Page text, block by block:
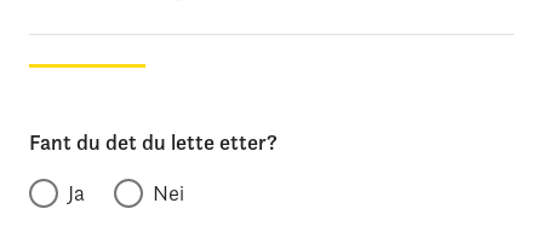
Fant du det du lette etter?
Ja
Nei